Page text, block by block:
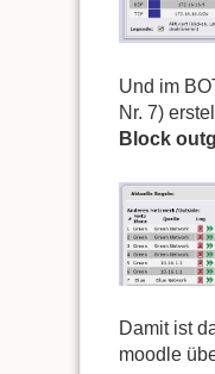
Und im
Nr. 7)
Block
Damit ist
moodle